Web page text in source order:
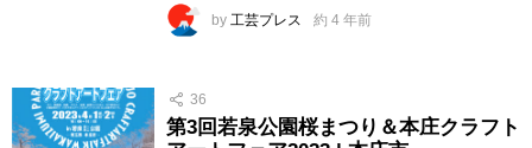
by 工芸プレス 約 4 年前
36
第3回若泉公園桜まつり＆本庄クラフト